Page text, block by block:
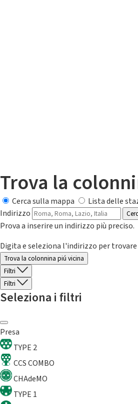
Trova la
Cerca sulla mappa
Lista delle
Indirizzo
Prova a inserire un indirizzo più preciso.
Digita e seleziona l'indirizzo per
Trova la colonnina piú vicina
Filtri
Filtri
Seleziona i filtri
Presa
TYPE 2
CCS COMBO
CHAdeMO
TYPE 1